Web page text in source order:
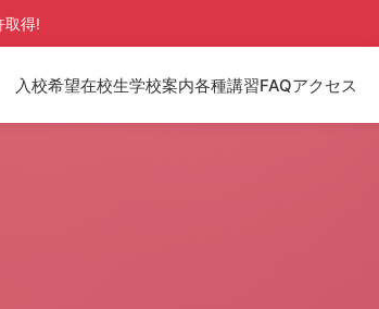
取得!
入校希望在校生学校案内各種講習FAQアクセス